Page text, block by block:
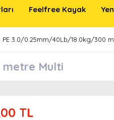
Feelfree Kayak
PE 3.0/0.25mm/40Lb/18.0kg/300
Multi
TL